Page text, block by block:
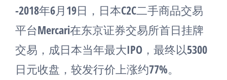
-2018年6月19日，日本C2C二手商品交易
平台Mercari在东京证券交易所首日挂牌
交易，成日本当年最大IPO，最终以5300
日元收盘，较发行价上涨约77%。